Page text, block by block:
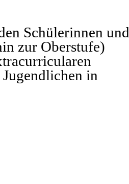
Schülerinnen und
zur Oberstufe)
in